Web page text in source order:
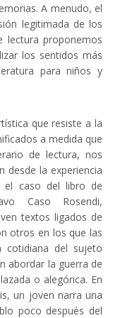
A menudo, el
legitimada de los
lectura proponemos
los sentidos más
para niños y
que resiste a la
a medida que
de lectura, nos
desde la experiencia
el caso del libro de
Caso Rosendi,
textos ligados de
otros en los que las
cotidiana del sujeto
abordar la guerra de
o alegórica. En
un joven narra una
poco después del